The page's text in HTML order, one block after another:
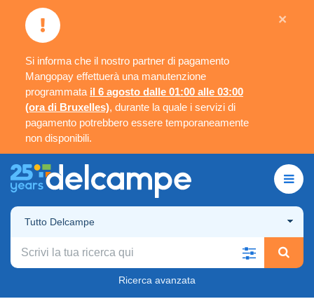
Si informa che il nostro partner di pagamento
Mangopay effettuerà una manutenzione
programmata il 6 agosto dalle 01:00 alle 03:00
(ora di Bruxelles), durante la quale i servizi di
pagamento potrebbero essere temporaneamente
non disponibili.
×
Tutto Delcampe
Ricerca avanzata